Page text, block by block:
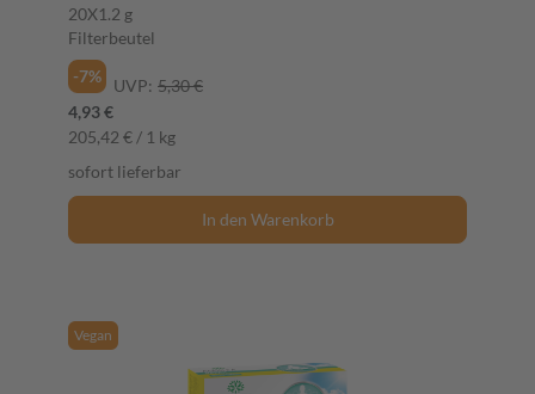
20X1.2 g
Filterbeutel
-7%
UVP: 5,30 €
4,93 €
205,42 € / 1 kg
sofort lieferbar
In den Warenkorb
Vegan